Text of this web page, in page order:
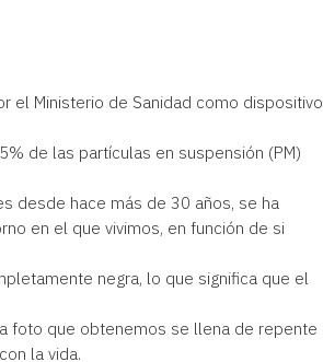
el Ministerio de Sanidad como dispositivo
de las partículas en suspensión (PM)
desde hace más de 30 años, se ha
en el que vivimos, en función de si
negra, lo que significa que el
foto que obtenemos se llena de repente
la vida.